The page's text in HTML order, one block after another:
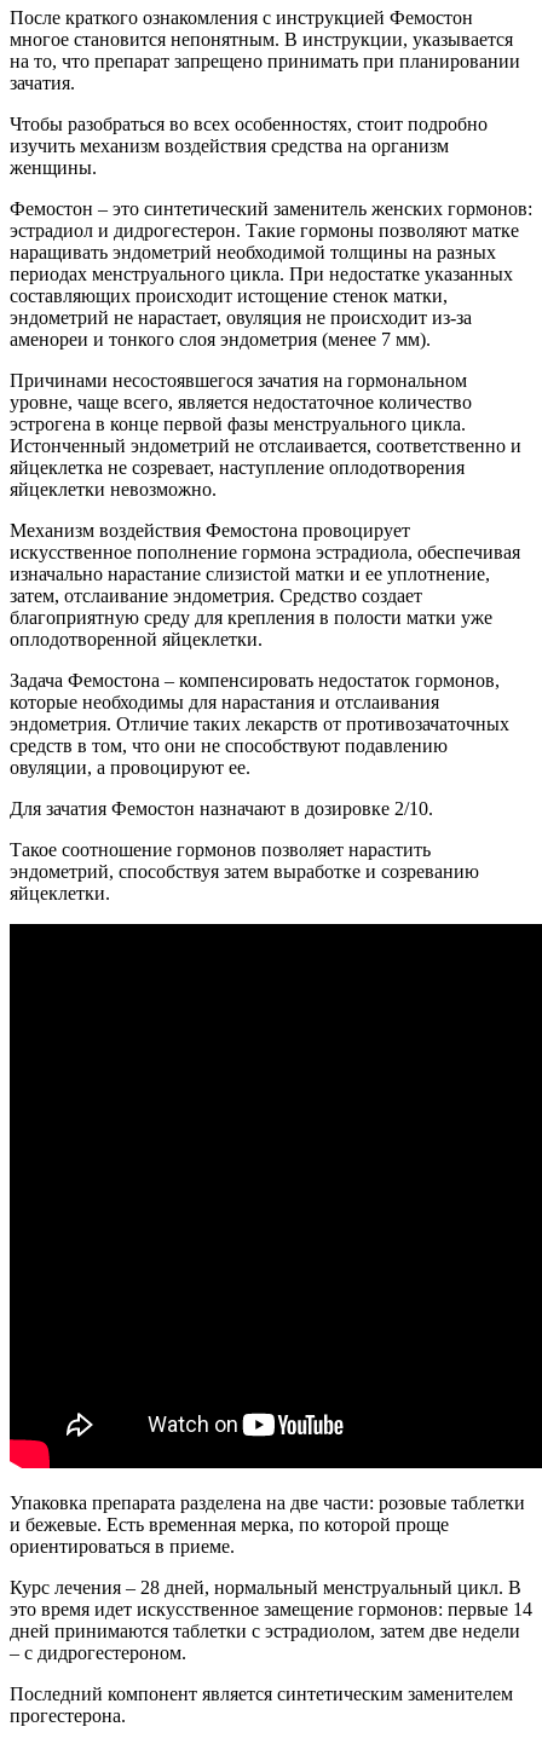
После краткого ознакомления с инструкцией Фемостон
многое становится непонятным. В инструкции, указывается
на то, что препарат запрещено принимать при планировании
зачатия.
Чтобы разобраться во всех особенностях, стоит подробно
изучить механизм воздействия средства на организм
женщины.
Фемостон – это синтетический заменитель женских гормонов:
эстрадиол и дидрогестерон. Такие гормоны позволяют матке
наращивать эндометрий необходимой толщины на разных
периодах менструального цикла. При недостатке указанных
составляющих происходит истощение стенок матки,
эндометрий не нарастает, овуляция не происходит из-за
аменореи и тонкого слоя эндометрия (менее 7 мм).
Причинами несостоявшегося зачатия на гормональном
уровне, чаще всего, является недостаточное количество
эстрогена в конце первой фазы менструального цикла.
Истонченный эндометрий не отслаивается, соответственно и
яйцеклетка не созревает, наступление оплодотворения
яйцеклетки невозможно.
Механизм воздействия Фемостона провоцирует
искусственное пополнение гормона эстрадиола, обеспечивая
изначально нарастание слизистой матки и ее уплотнение,
затем, отслаивание эндометрия. Средство создает
благоприятную среду для крепления в полости матки уже
оплодотворенной яйцеклетки.
Задача Фемостона – компенсировать недостаток гормонов,
которые необходимы для нарастания и отслаивания
эндометрия. Отличие таких лекарств от противозачаточных
средств в том, что они не способствуют подавлению
овуляции, а провоцируют ее.
Для зачатия Фемостон назначают в дозировке 2/10.
Такое соотношение гормонов позволяет нарастить
эндометрий, способствуя затем выработке и созреванию
яйцеклетки.
Упаковка препарата разделена на две части: розовые таблетки
и бежевые. Есть временная мерка, по которой проще
ориентироваться в приеме.
Курс лечения – 28 дней, нормальный менструальный цикл. В
это время идет искусственное замещение гормонов: первые 14
дней принимаются таблетки с эстрадиолом, затем две недели
– с дидрогестероном.
Последний компонент является синтетическим заменителем
прогестерона.